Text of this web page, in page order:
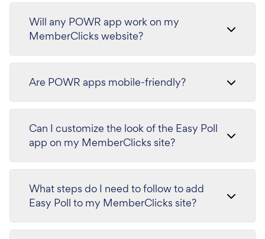
Will any POWR app work on my
MemberClicks website?
Are POWR apps mobile-friendly?
Can I customize the look of the Easy Poll
app on my MemberClicks site?
What steps do I need to follow to add
Easy Poll to my MemberClicks site?